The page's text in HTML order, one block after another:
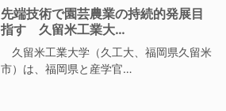
先端技術で園芸農業の持続的発展目
指す 久留米工業大…
久留米工業大学（久工大、福岡県久留米
市）は、福岡県と産学官…